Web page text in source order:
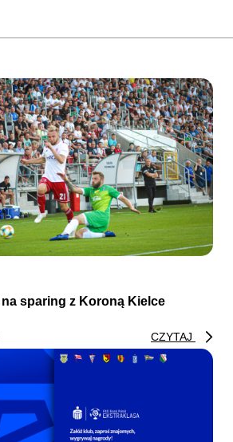
sparing z Koroną Kielce
CZYTAJ